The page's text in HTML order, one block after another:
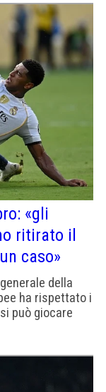
«gli
ritirato il
caso»
della
ha rispettato i
può giocare